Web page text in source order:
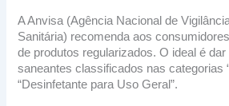
A Anvisa (Agência Nacional de
Sanitária) recomenda aos
de produtos regularizados. O ideal é
saneantes classificados nas categorias
“Desinfetante para Uso Geral”.